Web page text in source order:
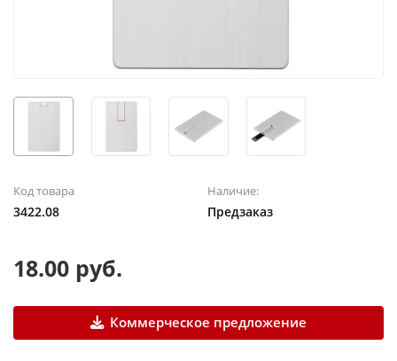
Код товара
3422.08
Наличие:
Предзаказ
18.00 руб.
Коммерческое предложение